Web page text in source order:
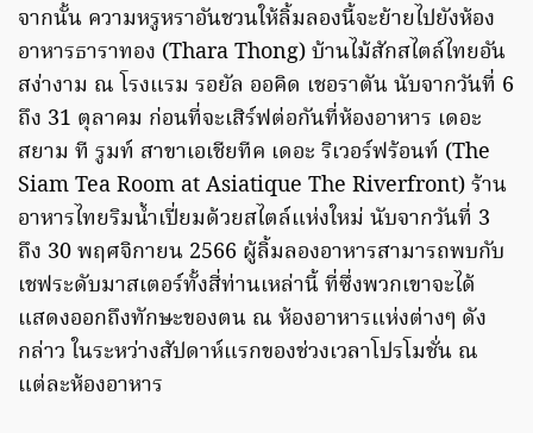
จากนั้น ความหรูหราอันชวนให้ลิ้มลองนี้จะย้ายไปยังห้อง
อาหารธาราทอง (Thara Thong) บ้านไม้สักสไตล์ไทยอัน
สง่างาม ณ โรงแรม รอยัล ออคิด เชอราตัน นับจากวันที่ 6
ถึง 31 ตุลาคม ก่อนที่จะเสิร์ฟต่อกันที่ห้องอาหาร เดอะ
สยาม ที รูมท์ สาขาเอเชียทีค เดอะ ริเวอร์ฟร้อนท์ (The
Siam Tea Room at Asiatique The Riverfront) ร้าน
อาหารไทยริมน้ำเปี่ยมด้วยสไตล์แห่งใหม่ นับจากวันที่ 3
ถึง 30 พฤศจิกายน 2566 ผู้ลิ้มลองอาหารสามารถพบกับ
เชฟระดับมาสเตอร์ทั้งสี่ท่านเหล่านี้ ที่ซึ่งพวกเขาจะได้
แสดงออกถึงทักษะของตน ณ ห้องอาหารแห่งต่างๆ ดัง
กล่าว ในระหว่างสัปดาห์แรกของช่วงเวลาโปรโมชั่น ณ
แต่ละห้องอาหาร